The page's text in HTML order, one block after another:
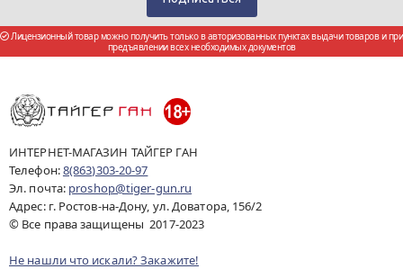
Лицензионный товар можно получить только в авторизованных пунктах выдачи товаров и при
предъявлении всех необходимых документов
ИНТЕРНЕТ-МАГАЗИН ТАЙГЕР ГАН
Телефон:8(863)303-20-97
Эл. почта: proshop@tiger-gun.ru
Адрес: г. Ростов-на-Дону, ул. Доватора, 156/2
© Все права защищены 2017-2023
Не нашли что искали? Закажите!